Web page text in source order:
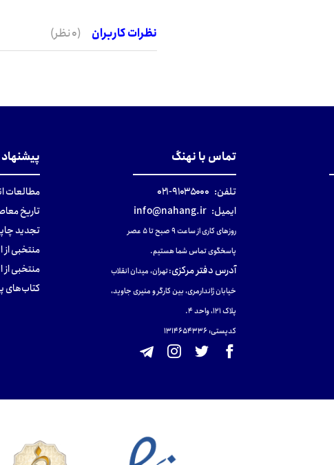
نظرات کاربران (0 نظر)
تماس با نهنگ
تلفن: ۹۱۰۳۵۰۰۰-۰۲۱
ایمیل: info@nahang.ir
روزهای کاری از ساعت ۹ صبح تا ۵ عصر
پاسخگوی تماس شما هستیم.
آدرس دفتر مرکزی:تهران، میدان انقلاب
خیابان ژاندارمری، بین کارگر و منیری جاوید،
پلاک 121، واحد ۴.
کدپستی: 131465433۶
مطالعات
تاریخ
تجدید
منتخبی از
منتخبی از
کتاب‌های